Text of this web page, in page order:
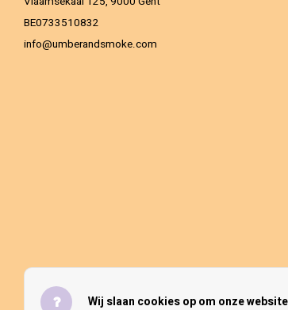
BE0733510832
info@umberandsmoke.com
Wij slaan cookies op om onze